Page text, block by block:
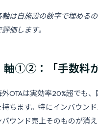
軸は自施設の数字で埋め
評価します。
軸①②：「手数料
外OTAは実効率20%超でも
持ちます。特にインバウン
バウンド売上そのものが消